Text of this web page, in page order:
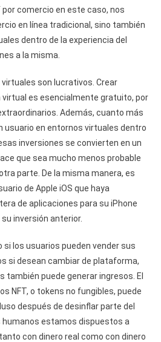
comercio en este caso, nos
en línea tradicional, sino también
dentro de la experiencia del
a la misma.
virtuales son lucrativos. Crear
virtual es esencialmente gratuito, por
Además, cuanto más
usuario en entornos virtuales dentro
inversiones se convierten en un
que sea mucho menos probable
parte. De la misma manera, es
de Apple iOS que haya
de aplicaciones para su iPhone
inversión anterior.
si los usuarios pueden vender sus
si desean cambiar de plataforma,
puede generar ingresos. El
NFT, o tokens no fungibles, puede
después de desinflar parte del
humanos estamos dispuestos a
con dinero real como con dinero